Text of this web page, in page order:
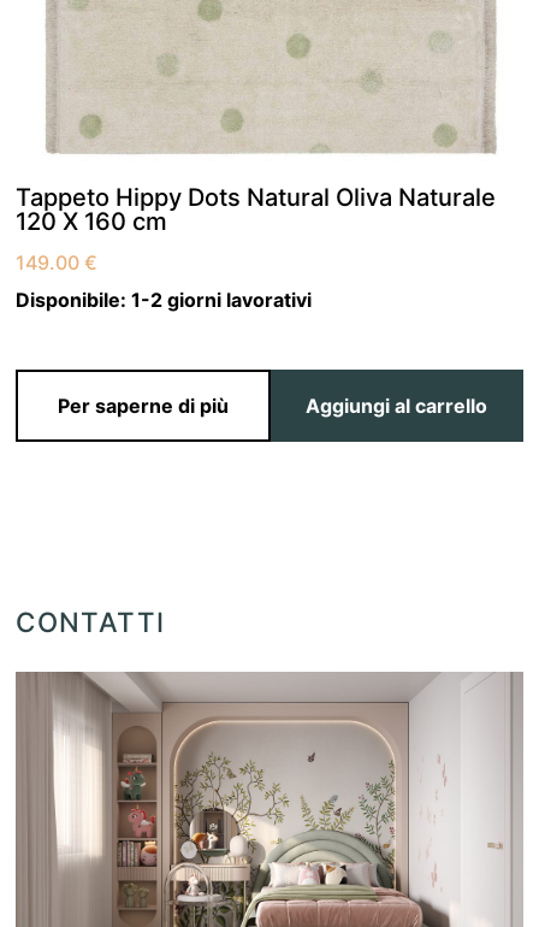
Tappeto Hippy Dots Natural Oliva Naturale
120 X 160 cm
149.00€
Disponibile:1-2 giorni lavorativi
Per saperne di più Aggiungi al carrello
CONTATTI